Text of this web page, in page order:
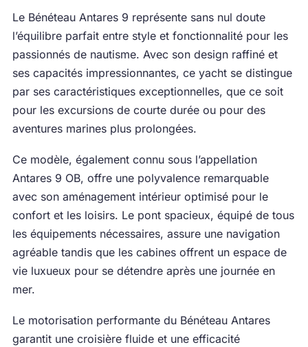
Le Bénéteau Antares 9 représente sans nul doute
l’équilibre parfait entre style et fonctionnalité pour les
passionnés de nautisme. Avec son design raffiné et
ses capacités impressionnantes, ce yacht se distingue
par ses caractéristiques exceptionnelles, que ce soit
pour les excursions de courte durée ou pour des
aventures marines plus prolongées.
Ce modèle, également connu sous l’appellation
Antares 9 OB, offre une polyvalence remarquable
avec son aménagement intérieur optimisé pour le
confort et les loisirs. Le pont spacieux, équipé de tous
les équipements nécessaires, assure une navigation
agréable tandis que les cabines offrent un espace de
vie luxueux pour se détendre après une journée en
mer.
Le motorisation performante du Bénéteau Antares
garantit une croisière fluide et une efficacité